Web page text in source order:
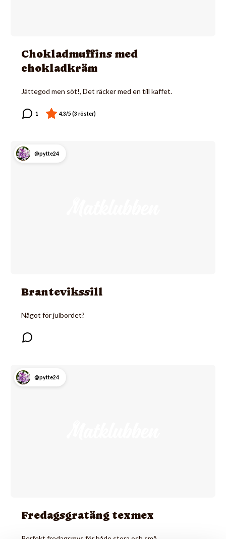
Chokladmuffins med
chokladkräm
Jättegod men söt!, Det räcker med en till kaffet.
@pytte24
Brantevikssill
Något för julbordet?
@pytte24
Fredagsgratäng texmex